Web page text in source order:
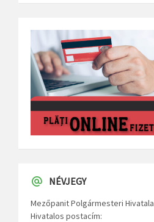
NÉVJEGY
Mezőpanit Polgármesteri Hivatala
Hivatalos postacím: